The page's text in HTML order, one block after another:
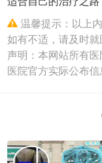
温馨提示：以上
如有不适，请及时就
声明：本网站所有
医院官方实际公布信